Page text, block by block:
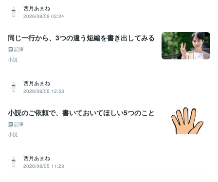
英語 ビジネスレベル
西月あまね
2026/08/08 03:24
同じ一行から、3つの違う短編を書き出してみる
記事
小説
西月あまね
2026/08/06 12:53
小説のご依頼で、書いておいてほしい5つのこと
記事
小説
西月あまね
2026/08/05 11:23